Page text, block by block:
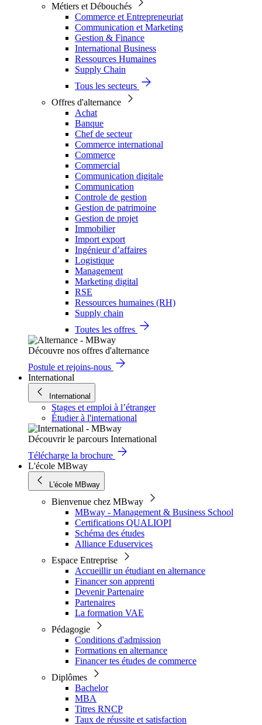
Métiers et Débouchés
Commerce et Entrepreneuriat
Communication et Marketing
Gestion & Finance
International Business
Ressources Humaines
Supply Chain
Tous les secteurs
Offres d'alternance
Achat
Banque
Chef de secteur
Commerce international
Commerce
Commercial
Communication digitale
Communication
Controle de gestion
Gestion de patrimoine
Gestion de projet
Immobilier
Import export
Ingénieur d’affaires
Logistique
Management
Marketing digital
RSE
Ressources humaines (RH)
Supply chain
Toutes les offres
Découvre nos offres d'alternance
Postule et rejoins-nous
International
International
Stages et emploi à l’étranger
Étudier à l'international
Découvrir le parcours International
Télécharge la brochure
L'école MBway
L'école MBway
Bienvenue chez MBway
MBway - Management & Business School
Certifications QUALIOPI
Schéma des études
Alliance Eduservices
Espace Entreprise
Accueillir un étudiant en alternance
Financer son apprenti
Devenir Partenaire
Partenaires
La formation VAE
Pédagogie
Conditions d'admission
Formations en alternance
Financer tes études de commerce
Diplômes
Bachelor
MBA
Titres RNCP
Taux de réussite et satisfaction